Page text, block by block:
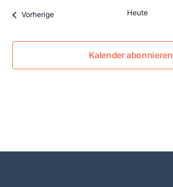
VorherigeVeranstaltungen Heute
Kalender abonnieren